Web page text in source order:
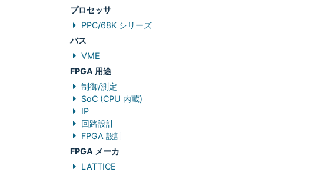
プロセッサ
PPC/68K シリーズ
バス
VME
FPGA 用途
制御/測定
SoC (CPU 内蔵)
IP
回路設計
FPGA 設計
FPGA メーカ
LATTICE